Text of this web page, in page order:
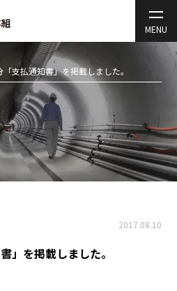
支払通知書」を掲載しました。
2017.08.10
」を掲載しました。